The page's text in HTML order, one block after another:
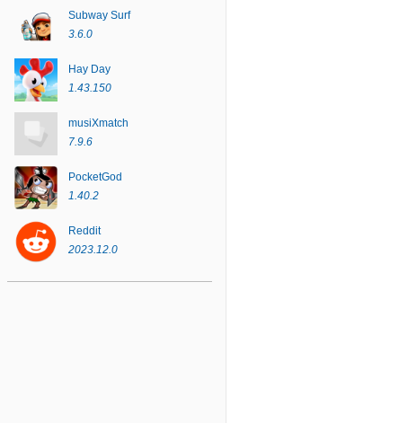
Subway Surf
3.6.0
Hay Day
1.43.150
musiXmatch
7.9.6
PocketGod
1.40.2
Reddit
2023.12.0